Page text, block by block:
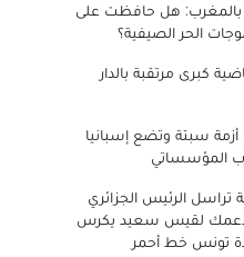
بالمغرب: هل حافظت على
الحر الصيفية؟
كبرى مرتقبة بالدار
سبتة وتضع إسبانيا
المؤسساتي
تراسل الرئيس الجزائري
دعمك لقيس سعيد يكرس
تونس خط أحمر